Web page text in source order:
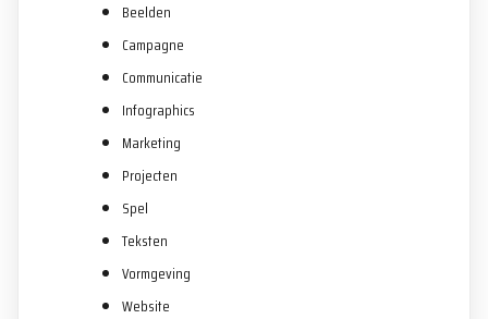
Beelden
Campagne
Communicatie
Infographics
Marketing
Projecten
Spel
Teksten
Vormgeving
Website